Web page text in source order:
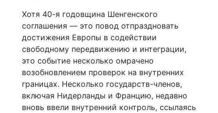
Хотя 40-я годовщина Шенгенского
соглашения — это повод отпраздновать
достижения Европы в содействии
свободному передвижению и интеграции,
это событие несколько омрачено
возобновлением проверок на внутренних
границах. Несколько государств-членов,
включая Нидерланды и Францию, недавно
вновь ввели внутренний контроль, ссылаясь